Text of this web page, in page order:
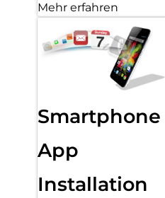
Mehr erfahren
Smartphone
App
Installation